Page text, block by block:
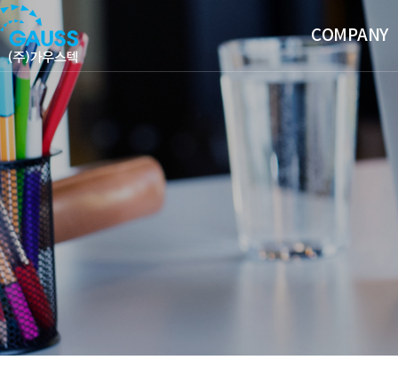
COMPANY